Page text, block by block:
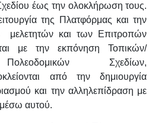
έως την ολοκλήρωση τους.
της Πλατφόρμας και την
μελετητών και των Επιτροπών
με την εκπόνηση Τοπικών/
Σχεδίων,
από την δημιουργία
και την αλληλεπίδραση με
αυτού.